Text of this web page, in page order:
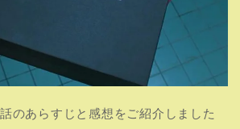
のあらすじと感想をご紹介しました